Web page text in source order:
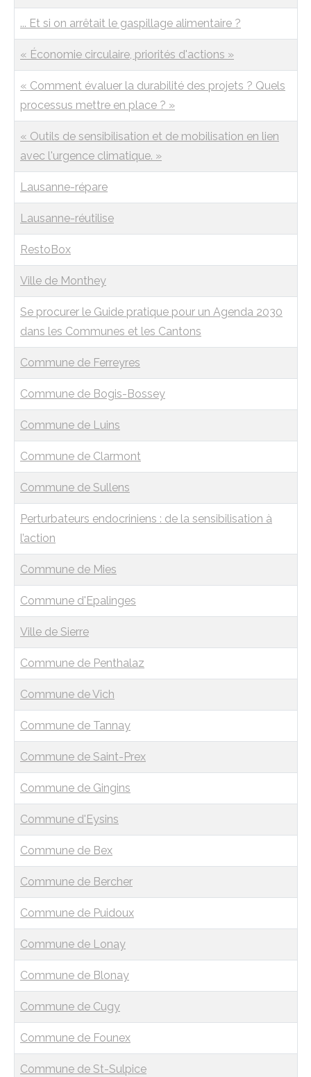
... Et si on arrêtait le gaspillage alimentaire ?
« Économie circulaire, priorités d'actions »
« Comment évaluer la durabilité des projets ? Quels
processus mettre en place ? »
« Outils de sensibilisation et de mobilisation en lien
avec l'urgence climatique. »
Lausanne-répare
Lausanne-réutilise
RestoBox
Ville de Monthey
Se procurer le Guide pratique pour un Agenda 2030
dans les Communes et les Cantons
Commune de Ferreyres
Commune de Bogis-Bossey
Commune de Luins
Commune de Clarmont
Commune de Sullens
Perturbateurs endocriniens : de la sensibilisation à
l’action
Commune de Mies
Commune d'Epalinges
Ville de Sierre
Commune de Penthalaz
Commune de Vich
Commune de Tannay
Commune de Saint-Prex
Commune de Gingins
Commune d'Eysins
Commune de Bex
Commune de Bercher
Commune de Puidoux
Commune de Lonay
Commune de Blonay
Commune de Cugy
Commune de Founex
Commune de St-Sulpice